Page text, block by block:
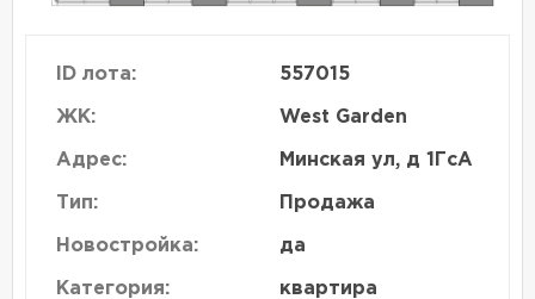
ID лота: 557015
ЖК: West Garden
Адрес: Минская ул, д 1ГсА
Тип: Продажа
Новостройка: да
Категория: квартира